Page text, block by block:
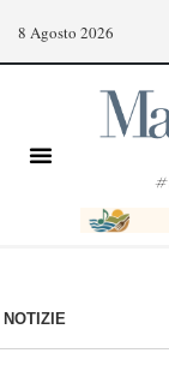
8 Agosto 2026
#
NOTIZIE